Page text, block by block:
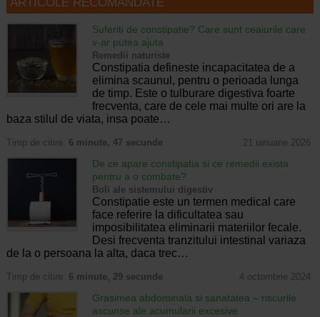
Suferiti de constipatie? Care sunt ceaiurile care
v-ar putea ajuta
Remedii naturiste
Constipatia defineste incapacitatea de a
elimina scaunul, pentru o perioada lunga
de timp. Este o tulburare digestiva foarte
frecventa, care de cele mai multe ori are la
baza stilul de viata, insa poate…
Timp de citire: 6 minute, 47 secunde 21 ianuarie 2026
De ce apare constipatia si ce remedii exista
pentru a o combate?
Boli ale sistemului digestiv
Constipatie este un termen medical care
face referire la dificultatea sau
imposibilitatea eliminarii materiilor fecale.
Desi frecventa tranzitului intestinal variaza
de la o persoana la alta, daca trec…
Timp de citire: 6 minute, 29 secunde 4 octombrie 2024
Grasimea abdominala si sanatatea – riscurile
ascunse ale acumularii excesive